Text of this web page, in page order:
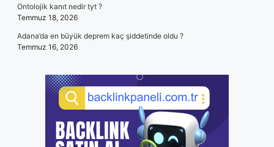
Ontolojik kanıt nedir tyt ?
Temmuz 18, 2026
Adana’da en büyük deprem kaç şiddetinde oldu ?
Temmuz 16, 2026